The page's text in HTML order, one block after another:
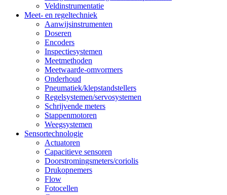
Veldinstrumentatie
Meet- en regeltechniek
Aanwijsinstrumenten
Doseren
Encoders
Inspectiesystemen
Meetmethoden
Meetwaarde-omvormers
Onderhoud
Pneumatiek/klepstandstellers
Regelsystemen/servosystemen
Schrijvende meters
Stappenmotoren
Weegsystemen
Sensortechnologie
Actuatoren
Capacitieve sensoren
Doorstromingsmeters/coriolis
Drukopnemers
Flow
Fotocellen